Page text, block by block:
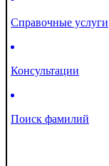
Справочные услуги
Консультации
Поиск фамилий